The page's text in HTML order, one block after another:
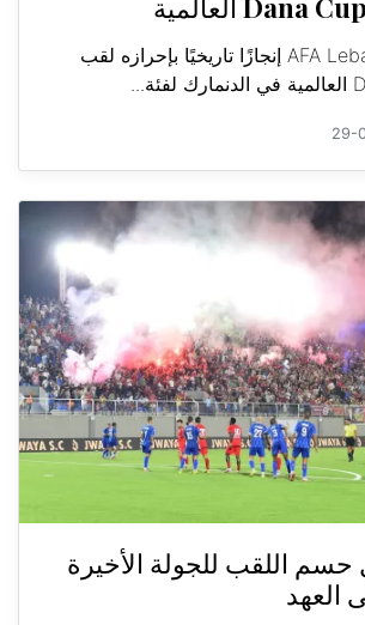
حقق فريق AFA Lebanon إنجازًا تاريخيًا بإحرازه لقب
29-
حسم اللقب للجولة الأخيرة
العهد